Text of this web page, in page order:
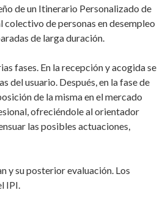
de un Itinerario Personalizado de
de personas en desempleo
de larga duración.
fases. En la recepción y acogida se
del usuario. Después, en la fase de
de la misma en el mercado
ofreciéndole al orientador
las posibles actuaciones,
y su posterior evaluación. Los
IPI.